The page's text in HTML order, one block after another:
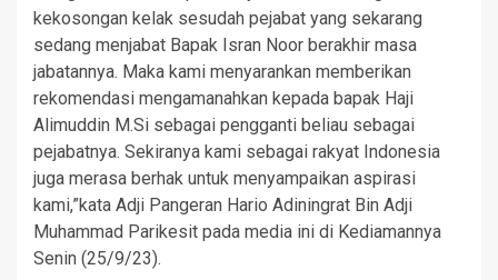
kekosongan kelak sesudah pejabat yang sekarang
sedang menjabat Bapak Isran Noor berakhir masa
jabatannya. Maka kami menyarankan memberikan
rekomendasi mengamanahkan kepada bapak Haji
Alimuddin M.Si sebagai pengganti beliau sebagai
pejabatnya. Sekiranya kami sebagai rakyat Indonesia
juga merasa berhak untuk menyampaikan aspirasi
kami,”kata Adji Pangeran Hario Adiningrat Bin Adji
Muhammad Parikesit pada media ini di Kediamannya
Senin (25/9/23).